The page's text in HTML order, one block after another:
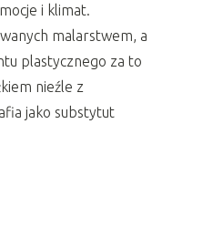
i klimat.
malarstwem, a
plastycznego za to
nieźle z
jako substytut